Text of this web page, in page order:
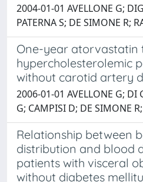
2004-01-01 AVELLONE G;
PATERNA S; DE SIMONE R;
One-year atorvastatin
hypercholesterolemic
without carotid artery
2006-01-01 AVELLONE G; DI
G; CAMPISI D; DE SIMONE
Relationship between
distribution and blood
patients with visceral
without diabetes